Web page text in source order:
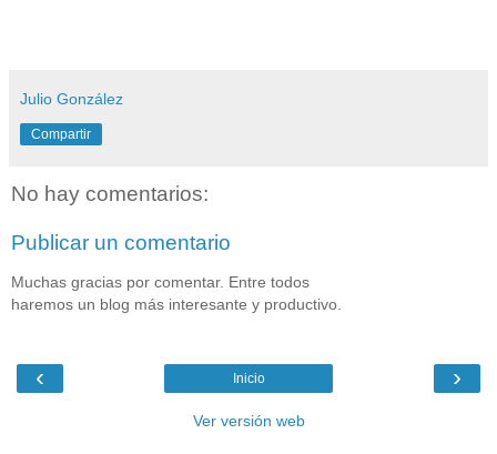
Julio González
Compartir
No hay comentarios:
Publicar un comentario
Muchas gracias por comentar. Entre todos
haremos un blog más interesante y productivo.
‹ ›
Inicio
Ver versión web